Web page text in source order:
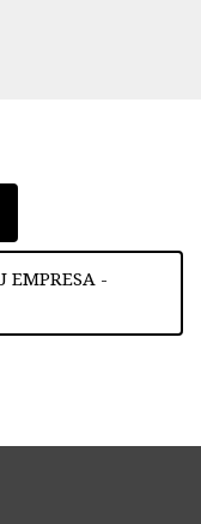
EMPRESA -